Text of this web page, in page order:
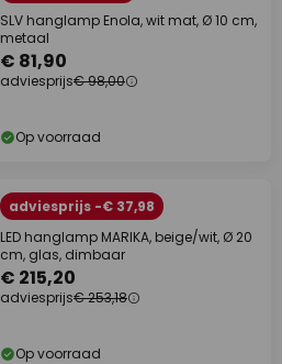
SLV hanglamp Enola, wit mat, Ø 10 cm,
metaal
€ 81,90
adviesprijs€ 98,00
Op voorraad
adviesprijs -€ 37,98
LED hanglamp MARIKA, beige/wit, Ø 20
cm, glas, dimbaar
€ 215,20
adviesprijs€ 253,18
Op voorraad